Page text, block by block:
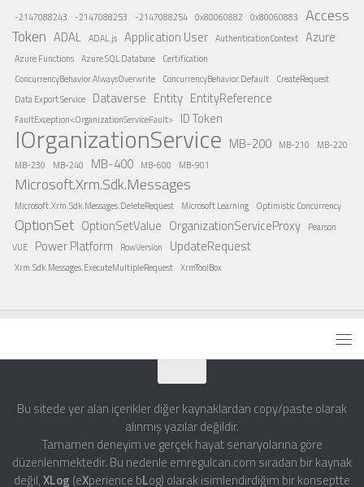
-2147088243 -2147088253 -2147088254 0x80060882 0x80060883
Access
Token ADAL ADAL.js Application User AuthenticationContext Azure
Azure Functions Azure SQL Database
Certification
ConcurrencyBehavior.AlwaysOverwrite
ConcurrencyBehavior.Default
CreateRequest
Data Export Service
Dataverse Entity EntityReference
FaultException<OrganizationServiceFault> ID Token
IOrganizationService MB-200 MB-210
MB-220
MB-230
MB-240 MB-400 MB-600 MB-901
Microsoft.Xrm.Sdk.Messages
Microsoft.Xrm.Sdk.Messages.DeleteRequest Microsoft Learning Optimistic Concurrency
OptionSet OptionSetValue OrganizationServiceProxy
Pearson
VUE
Power Platform RowVersion UpdateRequest
Xrm.Sdk.Messages.ExecuteMultipleRequest XrmToolBox
Bu sitede yer alan içerikler diğer kaynaklardan copy/paste olarak
alınmış yazılar değildir.
Tamamen deneyim ve gerçek hayat senaryolarına göre
düzenlenmektedir. Bu nedenle emregulcan.com sıradan bir kaynak
değil,XLog (eXperience bLog) olarak isimlendirdiğim bir konseptte